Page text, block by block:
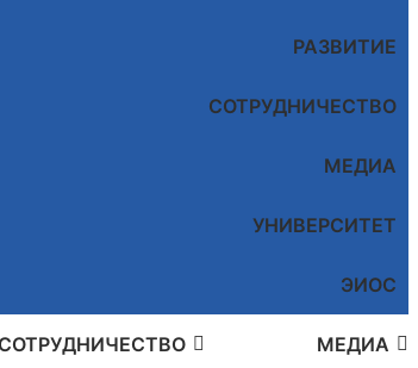
РАЗВИТИЕ
СОТРУДНИЧЕСТВО
МЕДИА
УНИВЕРСИТЕТ
ЭИОС
СОТРУДНИЧЕСТВО МЕДИА